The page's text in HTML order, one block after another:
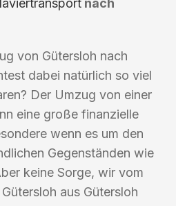
nach
von Gütersloh nach
dabei natürlich so viel
Der Umzug von einer
eine große finanzielle
wenn es um den
Gegenständen wie
keine Sorge, wir vom
aus Gütersloh